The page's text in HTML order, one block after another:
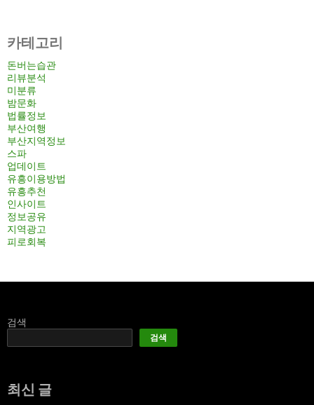
카테고리
돈버는습관
리뷰분석
미분류
밤문화
법률정보
부산여행
부산지역정보
스파
업데이트
유흥이용방법
유흥추천
인사이트
정보공유
지역광고
피로회복
검색
검색
최신 글